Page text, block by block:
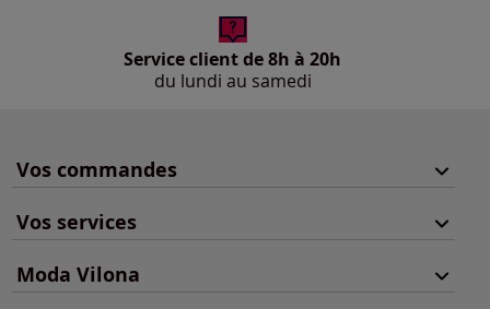
Service client de 8h à 20h
du lundi au samedi
Vos commandes
Vos services
Moda Vilona